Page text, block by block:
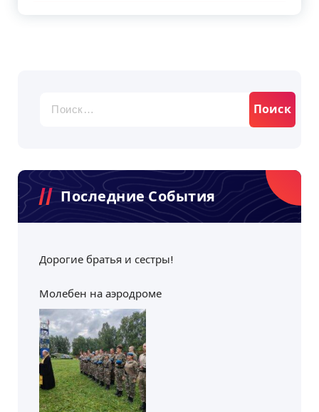
Последние События
Дорогие братья и сестры!
Молебен на аэродроме